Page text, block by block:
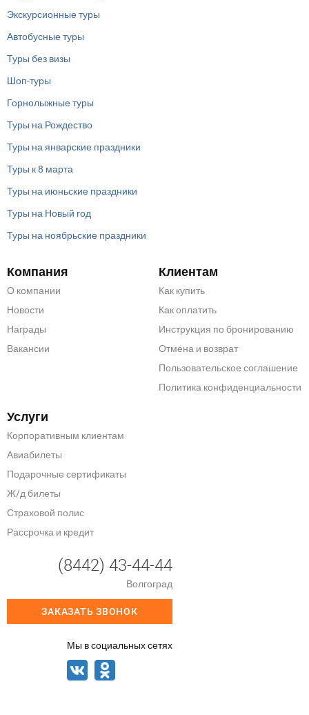
Экскурсионные туры
Автобусные туры
Туры без визы
Шоп-туры
Горнолыжные туры
Туры на Рождество
Туры на январские праздники
Туры к 8 марта
Туры на июньские праздники
Туры на Новый год
Туры на ноябрьские праздники
Компания
О компании
Новости
Награды
Вакансии
Клиентам
Как купить
Как оплатить
Инструкция по бронированию
Отмена и возврат
Пользовательское соглашение
Политика конфиденциальности
Услуги
Корпоративным клиентам
Авиабилеты
Подарочные сертификаты
Ж/д билеты
Страховой полис
Рассрочка и кредит
(8442) 43-44-44
Волгоград
ЗАКАЗАТЬ ЗВОНОК
Мы в социальных сетях